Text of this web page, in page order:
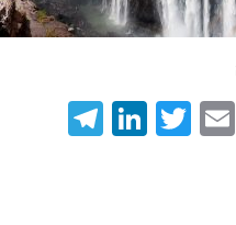
Gmail
Email
Twitter
LinkedIn